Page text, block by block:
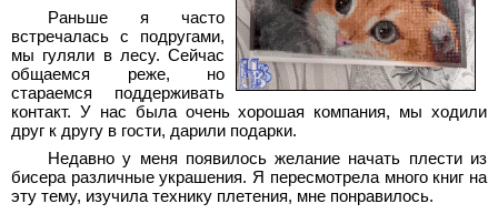
Раньше я часто
встречалась с подругами,
мы гуляли в лесу. Сейчас
общаемся реже, но
стараемся поддерживать
контакт. У нас была очень хорошая компания, мы ходили
друг к другу в гости, дарили подарки.
Недавно у меня появилось желание начать плести из
бисера различные украшения. Я пересмотрела много книг на
эту тему, изучила технику плетения, мне понравилось.